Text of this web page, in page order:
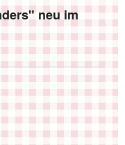
neu im